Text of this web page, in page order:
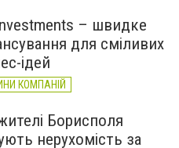
– швидке
для сміливих
ідей
КОМПАНІЙ
Борисполя
нерухомість за